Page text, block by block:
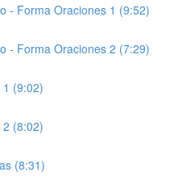
- Forma Oraciones 1 (9:52)
- Forma Oraciones 2 (7:29)
(9:02)
(8:02)
(8:31)